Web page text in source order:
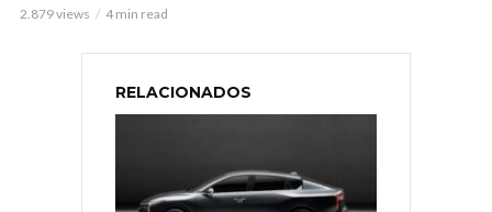
2.879 views 4 min read
RELACIONADOS